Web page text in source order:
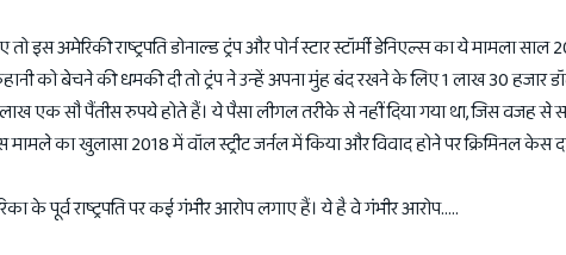
इस अमेरिकी राष्ट्रपति डोनाल्ड ट्रंप और पोर्न स्टार स्टॉर्मी डेनिएल्स का ये मामला साल
को बेचने की धमकी दी तो ट्रंप ने उन्हें अपना मुंह बंद रखने के लिए 1 लाख 30 हजार
एक सौ पैंतीस रुपये होते हैं। ये पैसा लीगल तरीके से नहीं दिया गया था, जिस वजह से
मामले का खुलासा 2018 में वॉल स्ट्रीट जर्नल में किया और विवाद होने पर क्रिमिनल केस
के पूर्व राष्ट्रपति पर कई गंभीर आरोप लगाए हैं। ये है वे गंभीर आरोप.....